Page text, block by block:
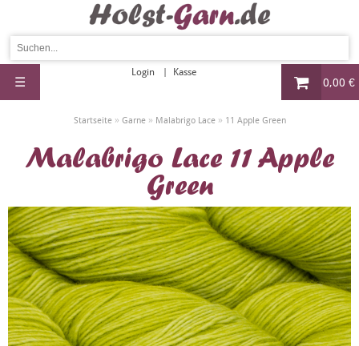
0,00 €
Login Kasse
☰
Startseite» Garne» Malabrigo Lace» 11 Apple Green
Malabrigo Lace 11 Apple
Green